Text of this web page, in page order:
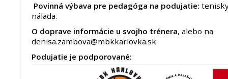
Povinná výbava pre pedagóga na podujatie:
nálada.
O doprave informácie u svojho trénera, alebo na
denisa.zambova@mbkkarlovka.sk
Podujatie je podporované: